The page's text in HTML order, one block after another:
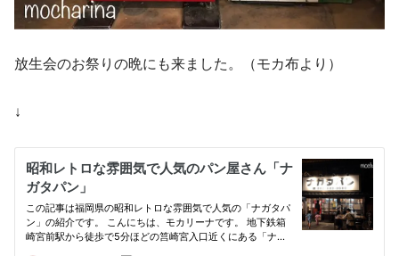
放生会のお祭りの晩にも来ました。（モカ布より）
↓